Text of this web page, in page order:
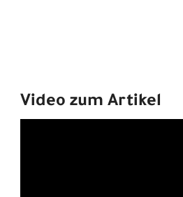
Video zum Artikel